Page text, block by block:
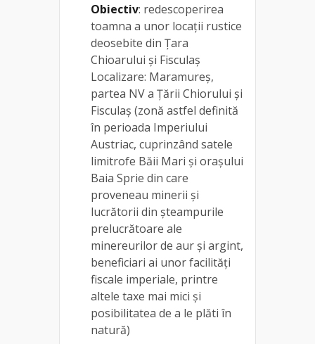
Obiectiv: redescoperirea
toamna a unor locații rustice
deosebite din Țara
Chioarului și Fisculaș
Localizare: Maramureș,
partea NV a Țării Chiorului și
Fisculaș (zonă astfel definită
în perioada Imperiului
Austriac, cuprinzând satele
limitrofe Băii Mari și orașului
Baia Sprie din care
proveneau minerii și
lucrătorii din șteampurile
prelucrătoare ale
minereurilor de aur și argint,
beneficiari ai unor facilități
fiscale imperiale, printre
altele taxe mai mici și
posibilitatea de a le plăti în
natură)